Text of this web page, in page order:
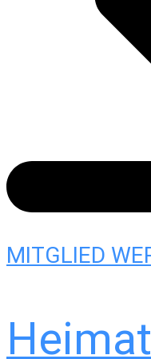
MITGLIED